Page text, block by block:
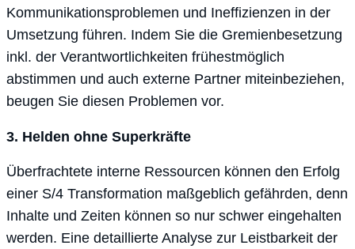
Kommunikationsproblemen und Ineffizienzen in der
Umsetzung führen. Indem Sie die Gremienbesetzung
inkl. der Verantwortlichkeiten frühestmöglich
abstimmen und auch externe Partner miteinbeziehen,
beugen Sie diesen Problemen vor.
3. Helden ohne Superkräfte
Überfrachtete interne Ressourcen können den Erfolg
einer S/4 Transformation maßgeblich gefährden, denn
Inhalte und Zeiten können so nur schwer eingehalten
werden. Eine detaillierte Analyse zur Leistbarkeit der